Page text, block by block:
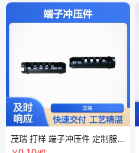
茂瑞 打样 端子冲压件 定制服务
规格定制 精密加工